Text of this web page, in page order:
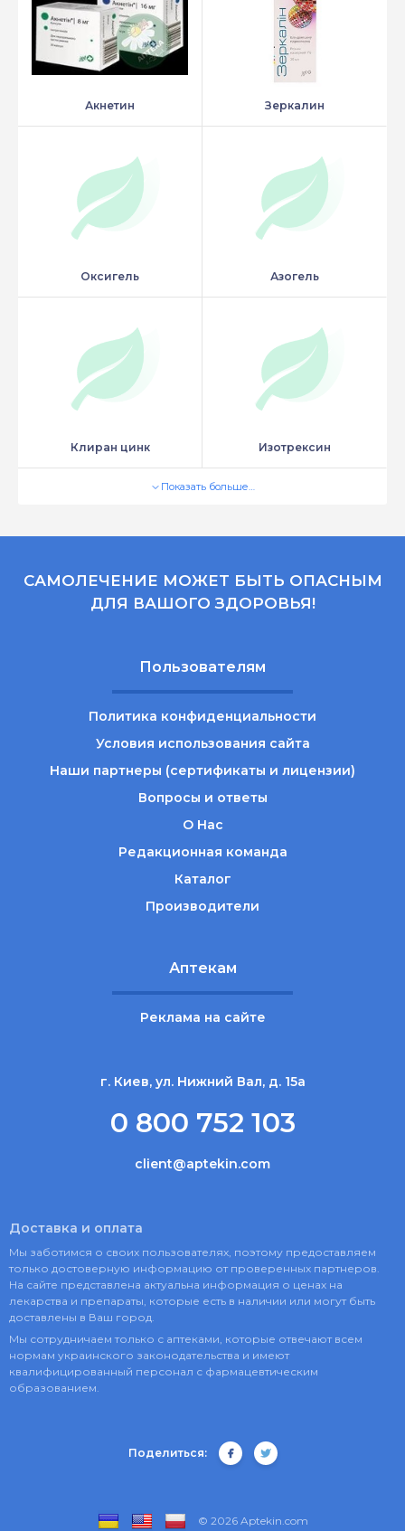
Акнетин Зеркалин
Оксигель Азогель
Клиран цинк Изотрексин
Показать больше…
САМОЛЕЧЕНИЕ МОЖЕТ БЫТЬ ОПАСНЫМ
ДЛЯ ВАШОГО ЗДОРОВЬЯ!
Пользователям
Политика конфиденциальности
Условия использования сайта
Наши партнеры (сертификаты и лицензии)
Вопросы и ответы
О Нас
Редакционная команда
Каталог
Производители
Аптекам
Реклама на сайте
г. Киев, ул. Нижний Вал, д. 15а
0 800 752 103
client@aptekin.com
Доставка и оплата
Мы заботимся о своих пользователях, поэтому предоставляем
только достоверную информацию от проверенных партнеров.
На сайте представлена актуальна информация о ценах на
лекарства и препараты, которые есть в наличии или могут быть
доставлены в Ваш город.
Мы сотрудничаем только с аптеками, которые отвечают всем
нормам украинского законодательства и имеют
квалифицированный персонал с фармацевтическим
образованием.
Поделиться:
© 2026 Aptekin.com